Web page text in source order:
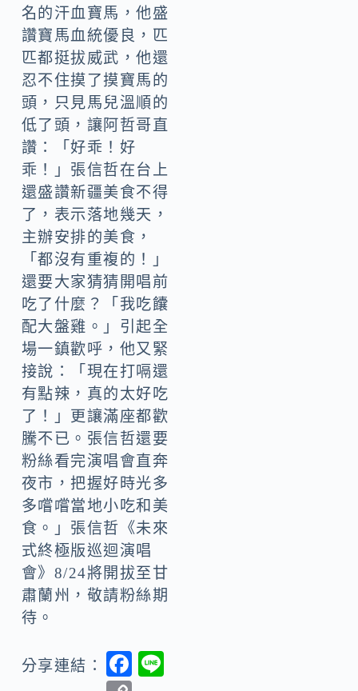
名的汗血寶馬，他盛
讚寶馬血統優良，匹
匹都挺拔威武，他還
忍不住摸了摸寶馬的
頭，只見馬兒溫順的
低了頭，讓阿哲哥直
讚：「好乖！好
乖！」張信哲在台上
還盛讚新疆美食不得
了，表示落地幾天，
主辦安排的美食，
「都沒有重複的！」
還要大家猜猜開唱前
吃了什麼？「我吃饢
配大盤雞。」引起全
場一鎮歡呼，他又緊
接說：「現在打嗝還
有點辣，真的太好吃
了！」更讓滿座都歡
騰不已。張信哲還要
粉絲看完演唱會直奔
夜市，把握好時光多
多嚐嚐當地小吃和美
食。」張信哲《未來
式終極版巡迴演唱
會》8/24將開拔至甘
肅蘭州，敬請粉絲期
待。
分享連結：
F